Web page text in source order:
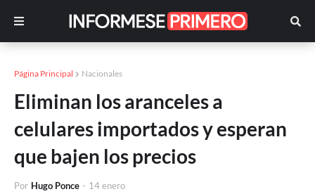
Página Principal Nacionales
Eliminan los aranceles a
celulares importados y esperan
que bajen los precios
Por Hugo Ponce - 14 enero